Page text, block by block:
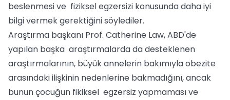
beslenmesi ve fiziksel egzersizi konusunda daha iyi
bilgi vermek gerektiğini söylediler.
Araştırma başkanı Prof. Catherine Law, ABD'de
yapılan başka araştırmalarda da desteklenen
araştırmalarının, büyük annelerin bakımıyla obezite
arasındaki ilişkinin nedenlerine bakmadığını, ancak
bunun çocuğun fikiksel egzersiz yapmaması ve